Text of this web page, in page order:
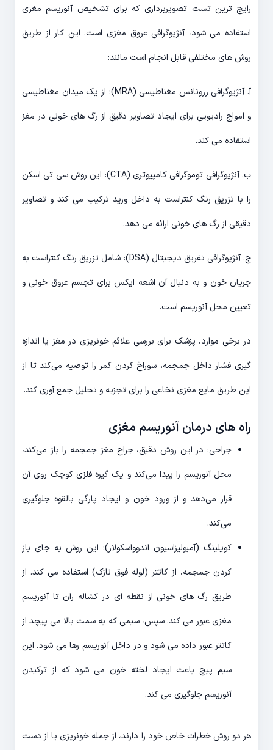
رایج ترین تست تصویربرداری که برای تشخیص آنوریسم مغزی
استفاده می شود، آنژیوگرافی عروق مغزی است. این کار از طریق
روش های مختلفی قابل انجام است مانند:
آ. آنژیوگرافی رزونانس مغناطیسی (MRA): از یک میدان مغناطیسی
و امواج رادیویی برای ایجاد تصاویر دقیق از رگ های خونی در مغز
استفاده می کند.
ب. آنژیوگرافی توموگرافی کامپیوتری (CTA): این روش سی تی اسکن
را با تزریق رنگ کنتراست به داخل ورید ترکیب می کند و تصاویر
دقیقی از رگ های خونی ارائه می دهد.
ج. آنژیوگرافی تفریق دیجیتال (DSA): شامل تزریق رنگ کنتراست به
جریان خون و به دنبال آن اشعه ایکس برای تجسم عروق خونی و
تعیین محل آنوریسم است.
در برخی موارد، پزشک برای بررسی علائم خونریزی در مغز یا اندازه
گیری فشار داخل جمجمه، سوراخ کردن کمر را توصیه می‌کند تا از
این طریق مایع مغزی نخاعی را برای تجزیه و تحلیل جمع آوری کند.
راه های درمان آنوریسم مغزی
جراحی: در این روش دقیق، جراح مغز جمجمه را باز می‌کند،
محل آنوریسم را پیدا می‌کند و یک گیره فلزی کوچک روی آن
قرار می‌دهد و از ورود خون و ایجاد پارگی بالقوه جلوگیری
می‌کند.
کویلینگ (آمبولیزاسیون اندوواسکولار): این روش به جای باز
کردن جمجمه، از کاتتر (لوله فوق نازک) استفاده می کند. از
طریق رگ های خونی از نقطه ای در کشاله ران تا آنوریسم
مغزی عبور می کند. سپس، سیمی که به سمت بالا می پیچد از
کاتتر عبور داده می شود و در داخل آنوریسم رها می شود. این
سیم پیچ باعث ایجاد لخته خون می شود که از ترکیدن
آنوریسم جلوگیری می کند.
هر دو روش خطرات خاص خود را دارند، از جمله خونریزی یا از دست